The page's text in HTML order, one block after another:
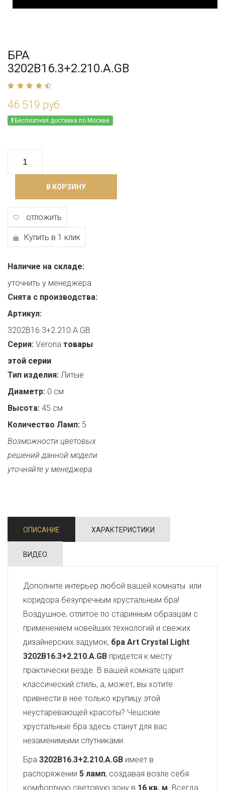
БРА
3202B16.3+2.210.A.GB
46 519 руб.
Бесплатная доставка по Москве
В КОРЗИНУ
отложить
Купить в 1 клик
Наличие на складе:
уточнить у менеджера
Снята с производства:
Артикул:
3202B16.3+2.210.A.GB
Серия: Verona товары
этой серии
Тип изделия: Литые
Диаметр: 0 см
Высота: 45 см
Количество Ламп: 5
Возможности цветовых
решений данной модели
уточняйте у менеджера.
ОПИСАНИЕ ХАРАКТЕРИСТИКИ
ВИДЕО
Дополните интерьер любой вашей комнаты или
коридора безупречным хрустальным бра!
Воздушное, отлитое по старинным образцам с
применением новейших технологий и свежих
дизайнерских задумок, бра Art Crystal Light
3202B16.3+2.210.A.GB придется к месту
практически везде. В вашей комнате царит
классический стиль, а, может, вы хотите
привнести в нее только крупицу этой
неустаревающей красоты? Чешские
хрустальные бра здесь станут для вас
незаменимыми спутниками.
Бра 3202B16.3+2.210.A.GB имеет в
распоряжении 5 ламп, создавая возле себя
комфортную световую зону в 16 кв. м . Всегда